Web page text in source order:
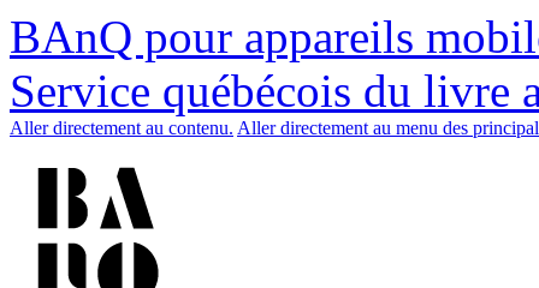
BAnQ pour appareils
Service québécois du livre
Aller directement au contenu. Aller directement au menu des